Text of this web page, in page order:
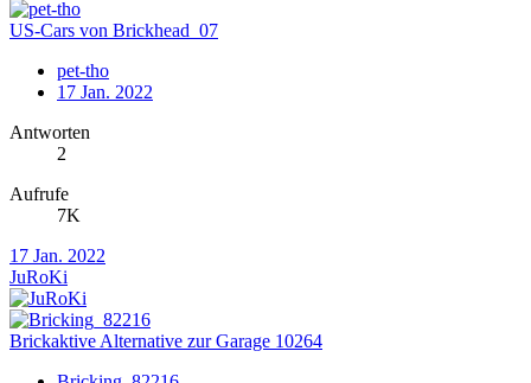
US-Cars von Brickhead_07
pet-tho
17 Jan. 2022
Antworten
2
Aufrufe
7K
17 Jan. 2022
JuRoKi
Brickaktive Alternative zur Garage 10264